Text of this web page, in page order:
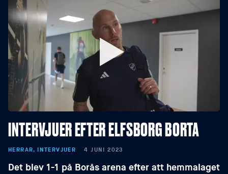
INTERVJUER EFTER ELFSBORG BORTA
HERRAR, INTERVJUER 4 JUNI 2023
Det blev 1-1 på Borås arena efter att hemmalaget